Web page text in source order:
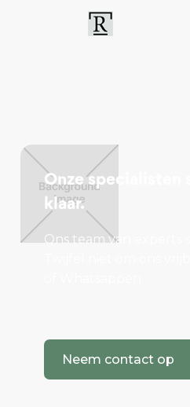
Onze specialisten
klaar.
Ons team van experts
Neem contact op